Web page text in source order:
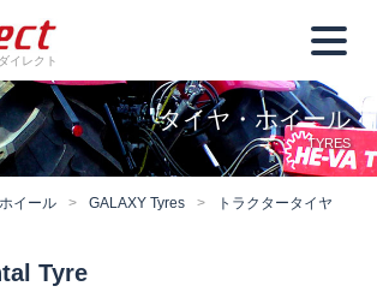
イレクト
タイヤ・ホイール
TYRES
イール > GALAXY Tyres >
トラクタータイヤ
Tyre